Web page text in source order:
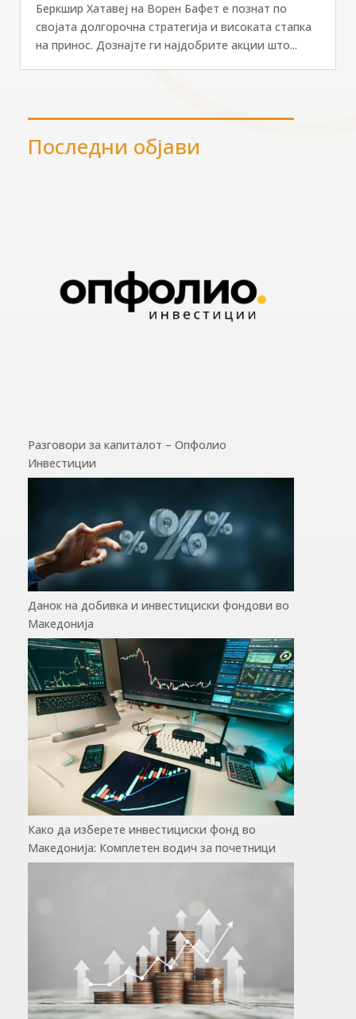
Беркшир Хатавеј на Ворен Бафет е познат по
својата долгорочна стратегија и високата стапка
на принос. Дознајте ги најдобрите акции што...
Последни објави
Разговори за капиталот – Опфолио
Инвестиции
Данок на добивка и инвестициски фондови во
Македонија
Како да изберете инвестициски фонд во
Македонија: Комплетен водич за почетници